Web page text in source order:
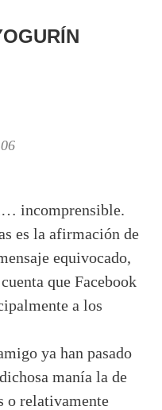
incomprensible.
es la afirmación de
equivocado,
que Facebook
a los
ya han pasado
manía la de
o relativamente